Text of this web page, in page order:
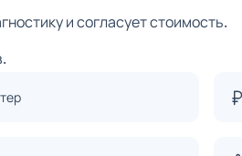
и согласует стоимость.